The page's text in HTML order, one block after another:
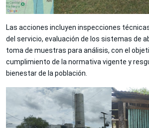
Las acciones incluyen inspecciones
del servicio, evaluación de los sistemas de
toma de muestras para análisis, con el
cumplimiento de la normativa vigente y
bienestar de la población.